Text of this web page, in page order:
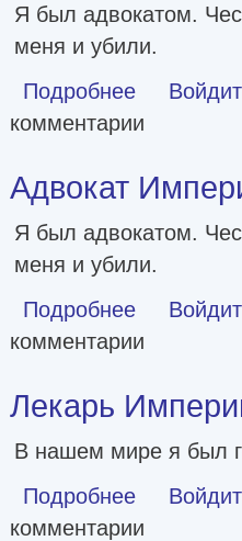
Я был адвокатом.
меня и убили.
Подробнее о Адвокат
комментарии
Адвокат
Я был адвокатом.
меня и убили.
Подробнее о Адвокат
комментарии
Лекарь
В нашем мире я был
Подробнее о Лекарь
комментарии